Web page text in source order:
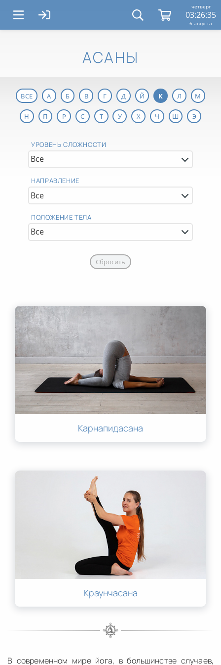
четверг
03:26:35
6 августа
АСАНЫ
ВСЕ А Б В Г Д Й К Л М
Н П Р С Т У Х Ч Ш Э
УРОВЕНЬ СЛОЖНОСТИ
НАПРАВЛЕНИЕ
ПОЛОЖЕНИЕ ТЕЛА
Сбросить
Карнапидасана
Краунчасана
В современном мире йога, в большинстве случаев,